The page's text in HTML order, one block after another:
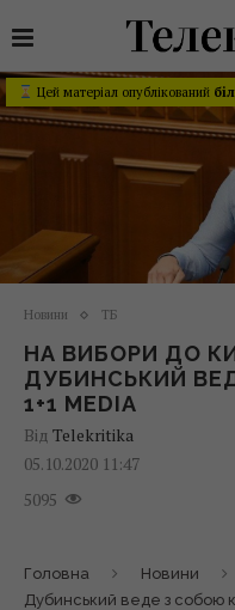
Цей матеріал опублікований
Новини ТБ
НА ВИБОРИ ДО
ДУБИНСЬКИЙ
1+1 MEDIA
Від Telekritika
05.10.2020 11:47
5095
Головна Новини
Дубинський веде з собою